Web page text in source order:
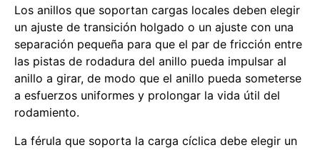
Los anillos que soportan cargas locales deben elegir
un ajuste de transición holgado o un ajuste con una
separación pequeña para que el par de fricción entre
las pistas de rodadura del anillo pueda impulsar al
anillo a girar, de modo que el anillo pueda someterse
a esfuerzos uniformes y prolongar la vida útil del
rodamiento.
La férula que soporta la carga cíclica debe elegir un